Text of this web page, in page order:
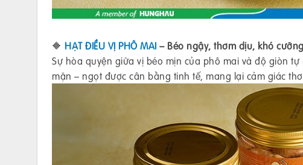
🔶 HẠT ĐIỀU VỊ PHÔ MAI – Béo ngậy, thơm dịu, khó cưỡng
Sự hòa quyện giữa vị béo mịn của phô mai và độ giòn
mặn – ngọt được cân bằng tinh tế, mang lại cảm giác